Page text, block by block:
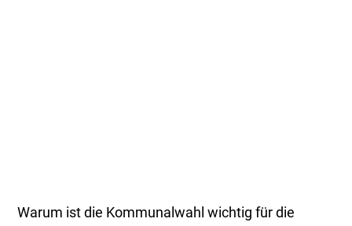
Warum ist die Kommunalwahl wichtig für die